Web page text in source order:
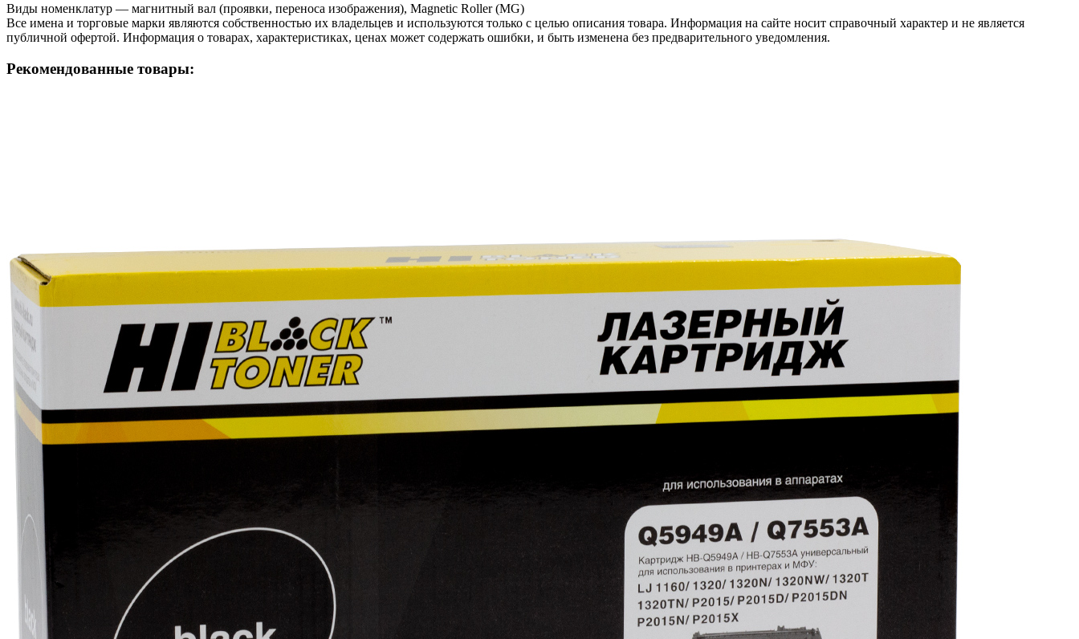
Виды номенклатур — магнитный вал (проявки, переноса изображения), Magnetic Roller (MG)
Все имена и торговые марки являются собственностью их владельцев и используются только с целью описания товара. Информация на сайте носит справочный характер и не является
публичной офертой. Информация о товарах, характеристиках, ценах может содержать ошибки, и быть изменена без предварительного уведомления.
Рекомендованные товары: